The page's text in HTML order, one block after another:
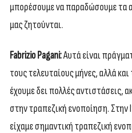
μπορέσουμε να παραδώσουμε τα
μας ζητούνται.
Fabrizio Pagani:Αυτά είναι
τους τελευταίους μήνες, αλλά
έχουμε δει πολλές αντιστάσεις,
στην τραπεζική ενοποίηση. Στην
είχαμε σημαντική τραπεζική